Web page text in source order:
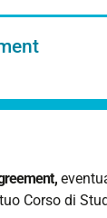
,
Corso di